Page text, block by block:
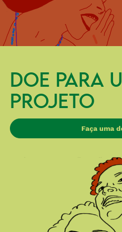
DOE PARA
PROJETO
Faça uma